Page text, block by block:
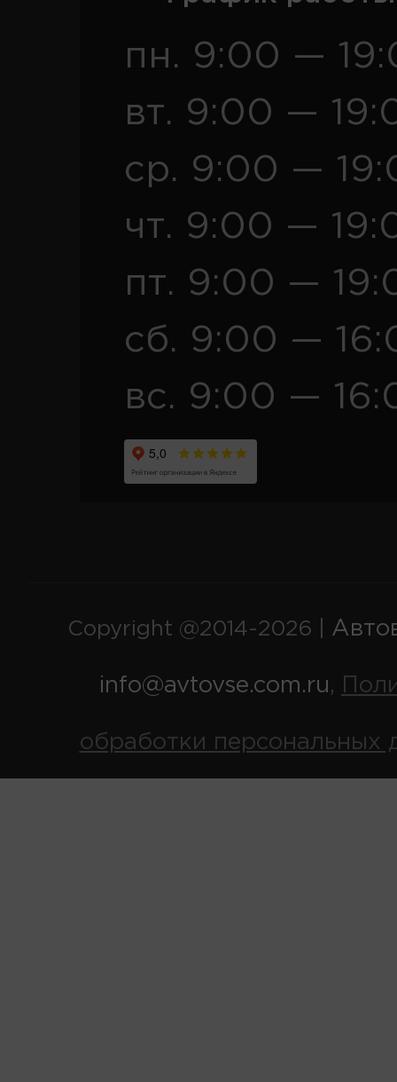
пн. 9:00 —
вт. 9:00 —
ср. 9:00 —
чт. 9:00 —
пт. 9:00 —
сб. 9:00 —
вс. 9:00 —
Copyright @2014-2026 |
info@avtovse.com.ru,
обработки персональных